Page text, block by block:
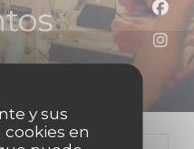
y sus
cookies en